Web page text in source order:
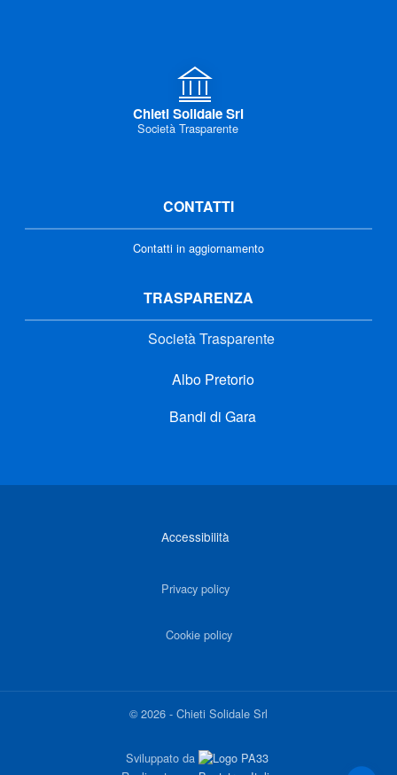
Chieti Solidale Srl
Società Trasparente
CONTATTI
Contatti in aggiornamento
TRASPARENZA
Società Trasparente
Albo Pretorio
Bandi di Gara
Accessibilità
Privacy policy
Cookie policy
©2026 - Chieti Solidale Srl
Sviluppato da